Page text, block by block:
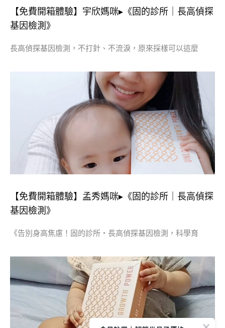
【免費開箱體驗】宇欣媽咪▸《固的診所｜長高偵探
基因檢測》
長高偵探基因檢測，不打針、不流淚，原來採樣可以這麼
【免費開箱體驗】孟秀媽咪▸《固的診所｜長高偵探
基因檢測》
《告別身高焦慮！固的診所・長高偵探基因檢測，科學育